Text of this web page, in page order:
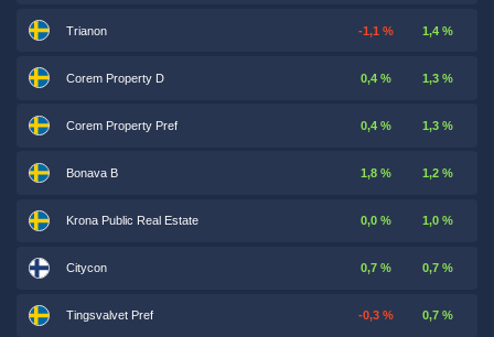
Trianon -1,1 % 1,4 %
Corem Property D 0,4 % 1,3 %
Corem Property Pref 0,4 % 1,3 %
Bonava B 1,8 % 1,2 %
Krona Public Real Estate 0,0 % 1,0 %
Citycon 0,7 % 0,7 %
Tingsvalvet Pref -0,3 % 0,7 %